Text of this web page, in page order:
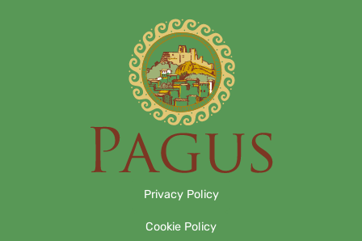
Privacy Policy
Cookie Policy